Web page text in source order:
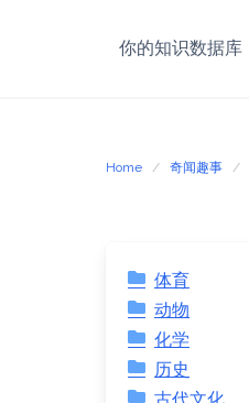
你的知识数据库
Home 奇闻趣事
体育
动物
化学
历史